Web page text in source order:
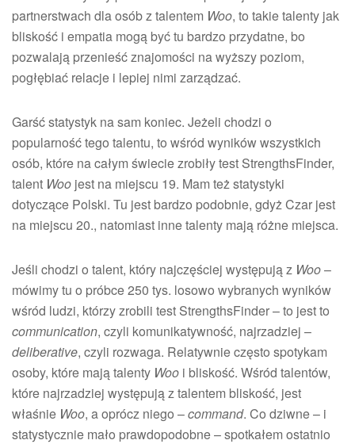
partnerstwach dla osób z talentem Woo, to takie talenty jak
bliskość i empatia mogą być tu bardzo przydatne, bo
pozwalają przenieść znajomości na wyższy poziom,
pogłębiać relacje i lepiej nimi zarządzać.
Garść statystyk na sam koniec. Jeżeli chodzi o
popularność tego talentu, to wśród wyników wszystkich
osób, które na całym świecie zrobiły test StrengthsFinder,
talent Woo jest na miejscu 19. Mam też statystyki
dotyczące Polski. Tu jest bardzo podobnie, gdyż Czar jest
na miejscu 20., natomiast inne talenty mają różne miejsca.
Jeśli chodzi o talent, który najczęściej występują z Woo–
mówimy tu o próbce 250 tys. losowo wybranych wyników
wśród ludzi, którzy zrobili test StrengthsFinder – to jest to
communication, czyli komunikatywność, najrzadziej –
deliberative, czyli rozwaga. Relatywnie często spotykam
osoby, które mają talenty Woo i bliskość. Wśród talentów,
które najrzadziej występują z talentem bliskość, jest
właśnie Woo, a oprócz niego –command. Co dziwne – i
statystycznie mało prawdopodobne – spotkałem ostatnio